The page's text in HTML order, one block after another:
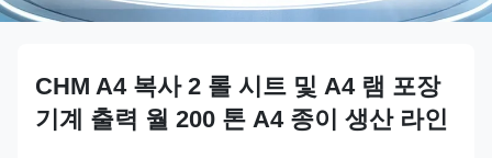
CHM A4 복사 2 롤 시트 및 A4 램 포장
기계 출력 월 200 톤 A4 종이 생산 라인